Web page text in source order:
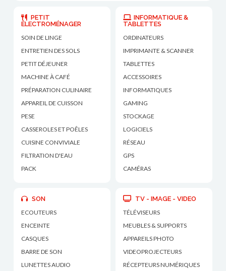
PETIT
ÉLECTROMÉNAGER
SOIN DE LINGE
ENTRETIEN DES SOLS
PETIT DÉJEUNER
MACHINE À CAFÉ
PRÉPARATION CULINAIRE
APPAREIL DE CUISSON
PESE
CASSEROLES ET POÊLES
CUISINE CONVIVIALE
FILTRATION D'EAU
PACK
INFORMATIQUE &
TABLETTES
ORDINATEURS
IMPRIMANTE & SCANNER
TABLETTES
ACCESSOIRES
INFORMATIQUES
GAMING
STOCKAGE
LOGICIELS
RÉSEAU
GPS
CAMÉRAS
SON
ECOUTEURS
ENCEINTE
CASQUES
BARRE DE SON
LUNETTES AUDIO
TV - IMAGE - VIDEO
TÉLÉVISEURS
MEUBLES & SUPPORTS
APPAREILS PHOTO
VIDEOPROJECTEURS
RÉCEPTEURS NUMÉRIQUES